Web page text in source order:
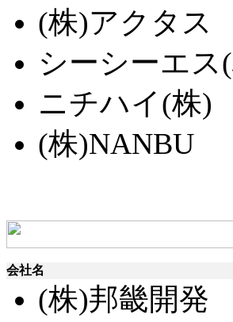
(株)アクタス
シーシーエス
ニチハイ(株)
(株)NANBU
会社名
(株)邦畿開発